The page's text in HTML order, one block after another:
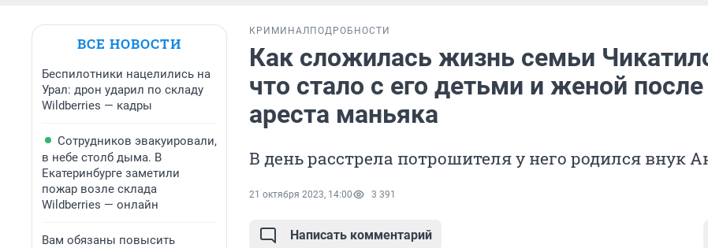
ВСЕ НОВОСТИ
Беспилотники нацелились на
Урал: дрон ударил по складу
Wildberries — кадры
Сотрудников эвакуировали,
в небе столб дыма. В
Екатеринбурге заметили
пожар возле склада
Wildberries — онлайн
Вам обязаны повысить
КРИМИНАЛ ПОДРОБНОСТИ
Как сложилась жизнь семьи
что стало с его детьми и женой после
ареста маньяка
В день расстрела потрошителя у него родился внук
21 октября 2023, 14:00 3 391
Написать комментарий